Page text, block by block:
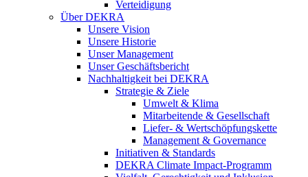
Verteidigung
Über DEKRA
Unsere Vision
Unsere Historie
Unser Management
Unser Geschäftsbericht
Nachhaltigkeit bei DEKRA
Strategie & Ziele
Umwelt & Klima
Mitarbeitende & Gesellschaft
Liefer- & Wertschöpfungskette
Management & Governance
Initiativen & Standards
DEKRA Climate Impact-Programm